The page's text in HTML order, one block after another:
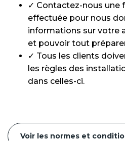
✓ Contactez-nous une
effectuée pour nous
informations sur votre
et pouvoir tout
✓ Tous les clients
les règles des
dans celles-ci.
Voir les normes et